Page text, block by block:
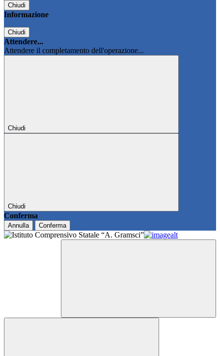
Chiudi
Informazione
Chiudi
Attendere...
Attendere il completamento dell'operazione...
Chiudi
Chiudi
Conferma
Annulla Conferma